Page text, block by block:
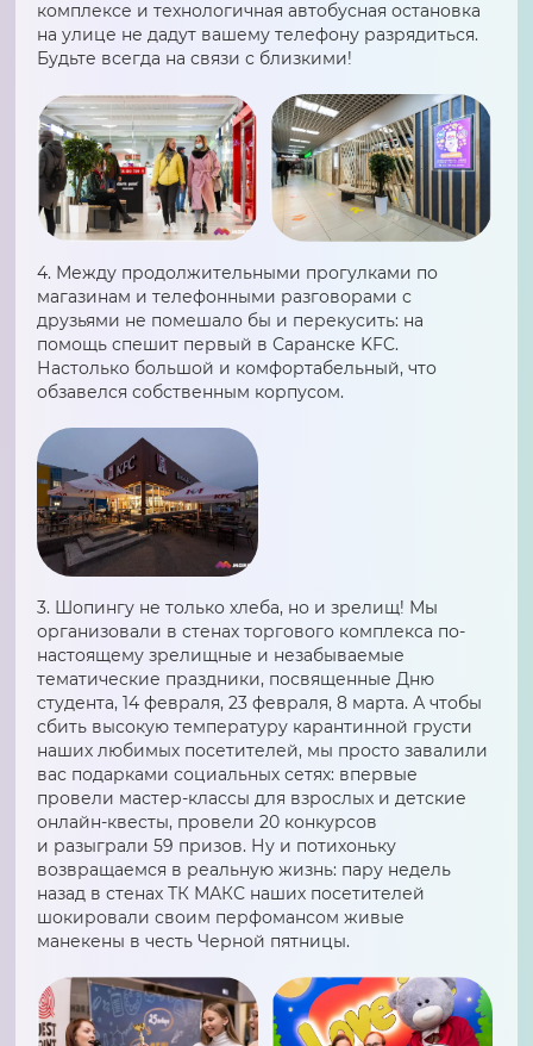
комплексе и технологичная автобусная остановка
на улице не дадут вашему телефону разрядиться.
Будьте всегда на связи с близкими!
4. Между продолжительными прогулками по
магазинам и телефонными разговорами с
друзьями не помешало бы и перекусить: на
помощь спешит первый в Саранске KFC.
Настолько большой и комфортабельный, что
обзавелся собственным корпусом.
3. Шопингу не только хлеба, но и зрелищ! Мы
организовали в стенах торгового комплекса по-
настоящему зрелищные и незабываемые
тематические праздники, посвященные Дню
студента, 14 февраля, 23 февраля, 8 марта. А чтобы
сбить высокую температуру карантинной грусти
наших любимых посетителей, мы просто завалили
вас подарками социальных сетях: впервые
провели мастер-классы для взрослых и детские
онлайн-квесты, провели 20 конкурсов
и разыграли 59 призов. Ну и потихоньку
возвращаемся в реальную жизнь: пару недель
назад в стенах ТК МАКС наших посетителей
шокировали своим перфомансом живые
манекены в честь Черной пятницы.